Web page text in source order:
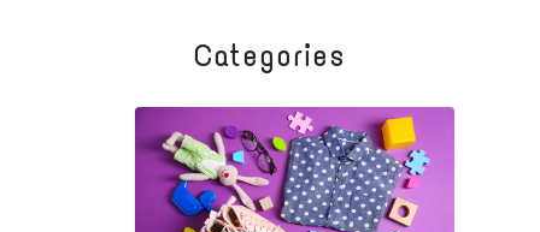
Categories